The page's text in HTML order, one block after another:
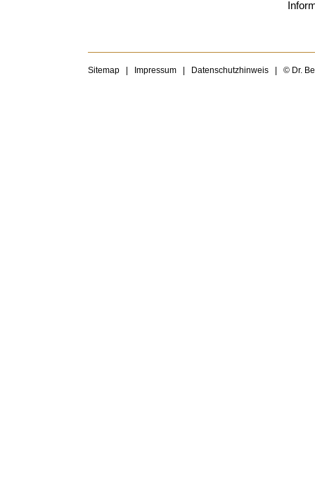
Sitemap Impressum Datenschutzhinweis © Dr.